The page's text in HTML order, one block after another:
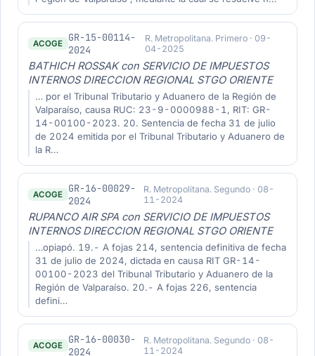
ACOGE
GR-15-00114-
2024
R. Metropolitana. Primero · 09-
04-2025
BATHICH ROSSAK con SERVICIO DE IMPUESTOS
INTERNOS DIRECCION REGIONAL STGO ORIENTE
… por el Tribunal Tributario y Aduanero de la Región de
Valparaíso, causa RUC: 23-9-0000988-1, RIT: GR-
14-00100-2023. 20. Sentencia de fecha 31 de julio
de 2024 emitida por el Tribunal Tributario y Aduanero de
la R…
ACOGE
GR-16-00029-
2024
R. Metropolitana. Segundo · 08-
11-2024
RUPANCO AIR SPA con SERVICIO DE IMPUESTOS
INTERNOS DIRECCION REGIONAL STGO ORIENTE
…opiapó. 19.- A fojas 214, sentencia definitiva de fecha
31 de julio de 2024, dictada en causa RIT GR-14-
00100-2023 del Tribunal Tributario y Aduanero de la
Región de Valparaíso. 20.- A fojas 226, sentencia
defini…
ACOGE
GR-16-00030-
2024
R. Metropolitana. Segundo · 08-
11-2024